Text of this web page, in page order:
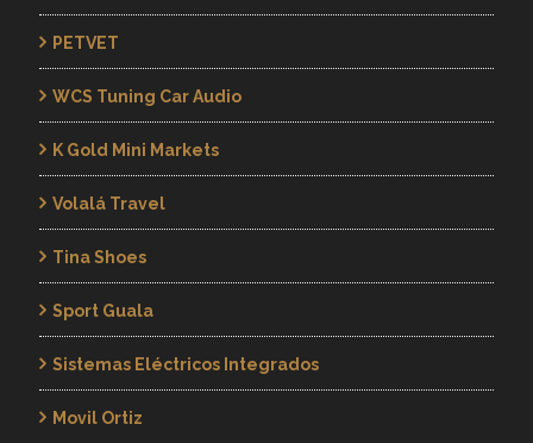
PETVET
WCS Tuning Car Audio
K Gold Mini Markets
Volalá Travel
Tina Shoes
Sport Guala
Sistemas Eléctricos Integrados
Movil Ortiz